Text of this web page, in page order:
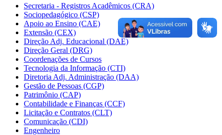
Secretaria - Registros Acadêmicos (CRA)
Sociopedagógico (CSP)
Apoio ao Ensino (CAE)
Extensão (CEX)
Direção Adj. Educacional (DAE)
Direção Geral (DRG)
Coordenações de Cursos
Tecnologia da Informação (CTI)
Diretoria Adj. Administração (DAA)
Gestão de Pessoas (CGP)
Patrimônio (CAP)
Contabilidade e Finanças (CCF)
Licitação e Contratos (CLT)
Comunicação (CDI)
Engenheiro